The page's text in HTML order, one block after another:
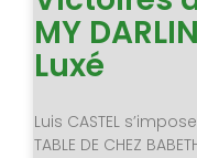
MY
Luxé
Luis CASTEL
TABLE DE CHEZ